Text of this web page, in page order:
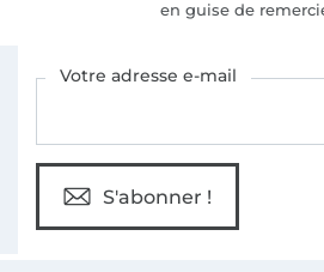
en guise de
Votre adresse e-mail
S'abonner !